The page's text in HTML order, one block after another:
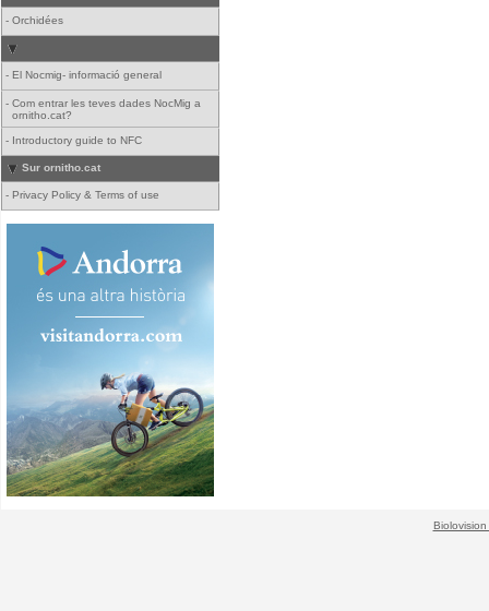
- Orchidées
- El Nocmig- informació general
- Com entrar les teves dades NocMig a
ornitho.cat?
- Introductory guide to NFC
Sur ornitho.cat
- Privacy Policy & Terms of use
Biolovision